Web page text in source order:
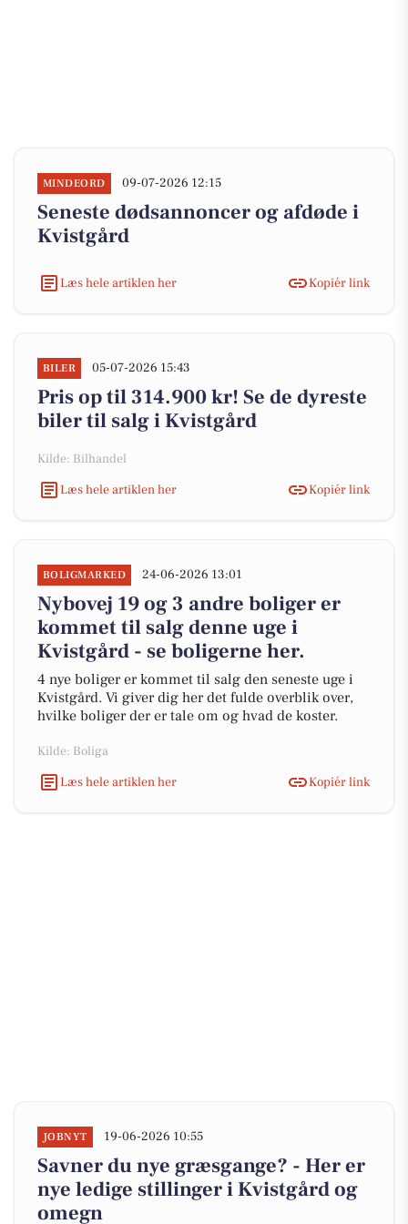
MINDEORD 09-07-2026 12:15
Seneste dødsannoncer og afdøde i
Kvistgård
Læs hele artiklen her Kopiér link
BILER 05-07-2026 15:43
Pris op til 314.900 kr! Se de dyreste
biler til salg i Kvistgård
Kilde: Bilhandel
Læs hele artiklen her
Kopiér link
BOLIGMARKED 24-06-2026 13:01
Nybovej 19 og 3 andre boliger er
kommet til salg denne uge i
Kvistgård - se boligerne her.
4 nye boliger er kommet til salg den seneste uge i
Kvistgård. Vi giver dig her det fulde overblik over,
hvilke boliger der er tale om og hvad de koster.
Kilde: Boliga
Læs hele artiklen her
Kopiér link
JOBNYT 19-06-2026 10:55
Savner du nye græsgange? - Her er
nye ledige stillinger i Kvistgård og
omegn